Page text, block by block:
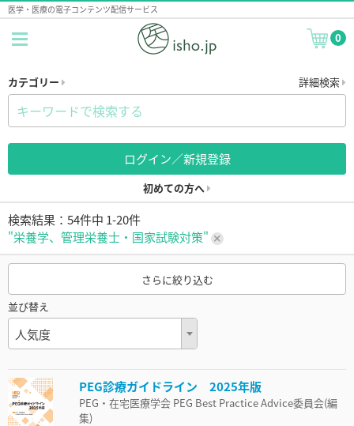
医学・医療の電子コンテンツ配信サービス
0
カテゴリー 詳細検索
ログイン／新規登録
初めての方へ
検索結果：54件中 1-20件
"栄養学、管理栄養士・国家試験対策"
さらに絞り込む
並び替え
人気度
PEG診療ガイドライン 2025年版
PEG・在宅医療学会 PEG Best Practice Advice委員会(編
集)